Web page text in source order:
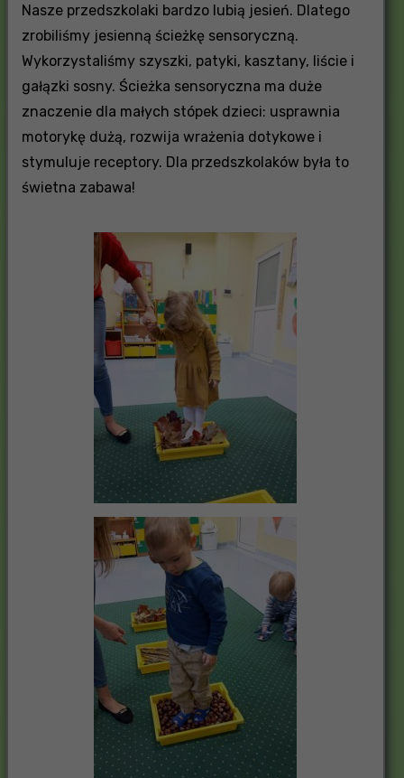
Nasze przedszkolaki bardzo lubią jesień. Dlatego
zrobiliśmy jesienną ścieżkę sensoryczną.
Wykorzystaliśmy szyszki, patyki, kasztany, liście i
gałązki sosny. Ścieżka sensoryczna ma duże
znaczenie dla małych stópek dzieci: usprawnia
motorykę dużą, rozwija wrażenia dotykowe i
stymuluje receptory. Dla przedszkolaków była to
świetna zabawa!